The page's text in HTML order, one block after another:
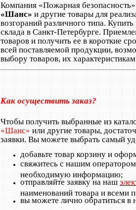
Компания «Пожарная
«Шанс» и другие товары для
возгораний различного типа.
склада в Санкт-Петербурге.
товаров и получить ее в короткие
всей поставляемой продукции,
выбору товаров, их
Как осуществить заказ?
Чтобы получить выбранные из
«Шанс» или другие товары,
заявки. Вы можете выбрать самый
добавьте товар корзину и
свяжитесь с нашим
необходимую информацию;
отправляйте заявку на наш
наименований товара и всеми
вы можете лично обратиться в